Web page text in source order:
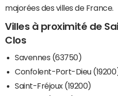
majorées des villes de France.
Villes à proximité de
Clos
Savennes (63750)
Confolent-Port-Dieu
Saint-Fréjoux (19200)